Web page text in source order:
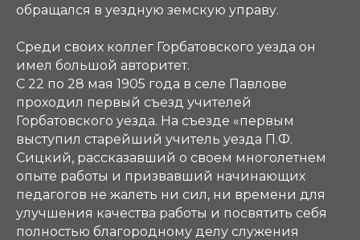
обращался в уездную земскую управу.
Среди своих коллег Горбатовского уезда он
имел большой авторитет.
С 22 по 28 мая 1905 года в селе Павлове
проходил первый съезд учителей
Горбатовского уезда. На съезде «первым
выступил старейший учитель уезда П.Ф.
Сицкий, рассказавший о своем многолетнем
опыте работы и призвавший начинающих
педагогов не жалеть ни сил, ни времени для
улучшения качества работы и посвятить себя
полностью благородному делу служения